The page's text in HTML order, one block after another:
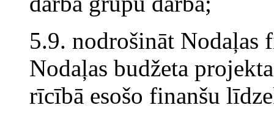
5.9. nodrošināt Nodaļas
Nodaļas budžeta
rīcībā esošo finanšu